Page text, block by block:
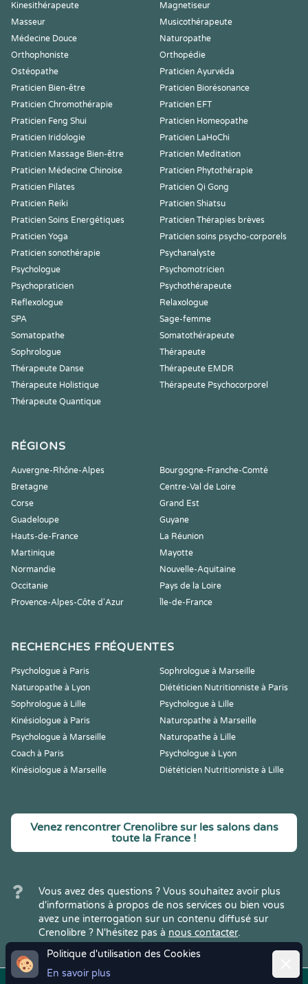
Politique d'utilisation des Cookies
En savoir plus
Kinesithérapeute
Magnetiseur
Masseur
Musicothérapeute
Médecine Douce
Naturopathe
Orthophoniste
Orthopédie
Ostéopathe
Praticien Ayurvéda
Praticien Bien-être
Praticien Biorésonance
Praticien Chromothérapie
Praticien EFT
Praticien Feng Shui
Praticien Homeopathe
Praticien Iridologie
Praticien LaHoChi
Praticien Massage Bien-être
Praticien Meditation
Praticien Médecine Chinoise
Praticien Phytothérapie
Praticien Pilates
Praticien Qi Gong
Praticien Reiki
Praticien Shiatsu
Praticien Soins Energétiques
Praticien Thérapies brèves
Praticien Yoga
Praticien soins psycho-corporels
Praticien sonothérapie
Psychanalyste
Psychologue
Psychomotricien
Psychopraticien
Psychothérapeute
Reflexologue
Relaxologue
SPA
Sage-femme
Somatopathe
Somatothérapeute
Sophrologue
Thérapeute
Thérapeute Danse
Thérapeute EMDR
Thérapeute Holistique
Thérapeute Psychocorporel
Thérapeute Quantique
RÉGIONS
Auvergne-Rhône-Alpes
Bourgogne-Franche-Comté
Bretagne
Centre-Val de Loire
Corse
Grand Est
Guadeloupe
Guyane
Hauts-de-France
La Réunion
Martinique
Mayotte
Normandie
Nouvelle-Aquitaine
Occitanie
Pays de la Loire
Provence-Alpes-Côte d'Azur
Île-de-France
RECHERCHES FRÉQUENTES
Psychologue à Paris
Sophrologue à Marseille
Naturopathe à Lyon
Diététicien Nutritionniste à Paris
Sophrologue à Lille
Psychologue à Lille
Kinésiologue à Paris
Naturopathe à Marseille
Psychologue à Marseille
Naturopathe à Lille
Coach à Paris
Psychologue à Lyon
Kinésiologue à Marseille
Diététicien Nutritionniste à Lille
Venez rencontrer Crenolibre sur les salons dans
toute la France !
Vous avez des questions ? Vous souhaitez avoir plus
d'informations à propos de nos services ou bien vous
avez une interrogation sur un contenu diffusé sur
Crenolibre ? N'hésitez pas à nous contacter.